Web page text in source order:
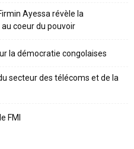
Ayessa révèle la
coeur du pouvoir
la démocratie congolaises
secteur des télécoms et de la
FMI